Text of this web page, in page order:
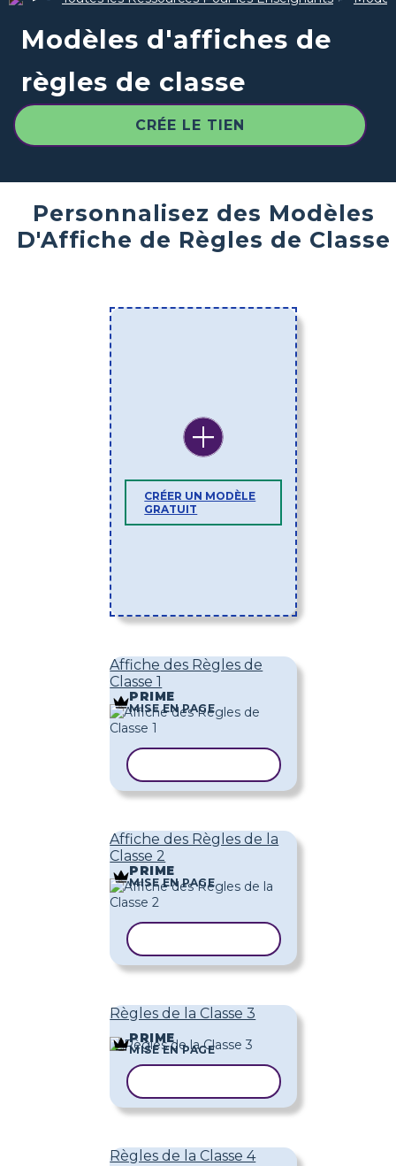
Modèles d'affiches de
règles de classe
CRÉE LE TIEN
Personnalisez des Modèles
D'Affiche de Règles de Classe
CRÉER UN MODÈLE
GRATUIT
Affiche des Règles de
Classe 1
PRIME
MISE EN PAGE
Affiche des Règles de la
Classe 2
PRIME
MISE EN PAGE
Règles de la Classe 3
PRIME
MISE EN PAGE
Règles de la Classe 4